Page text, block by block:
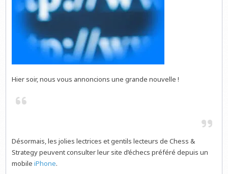
Hier soir, nous vous annoncions une grande nouvelle !
Désormais, les jolies lectrices et gentils lecteurs de Chess &
Strategy peuvent consulter leur site d’échecs préféré depuis un
mobileiPhone.